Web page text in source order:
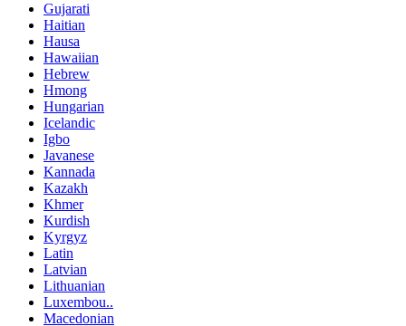
Gujarati
Haitian
Hausa
Hawaiian
Hebrew
Hmong
Hungarian
Icelandic
Igbo
Javanese
Kannada
Kazakh
Khmer
Kurdish
Kyrgyz
Latin
Latvian
Lithuanian
Luxembou..
Macedonian